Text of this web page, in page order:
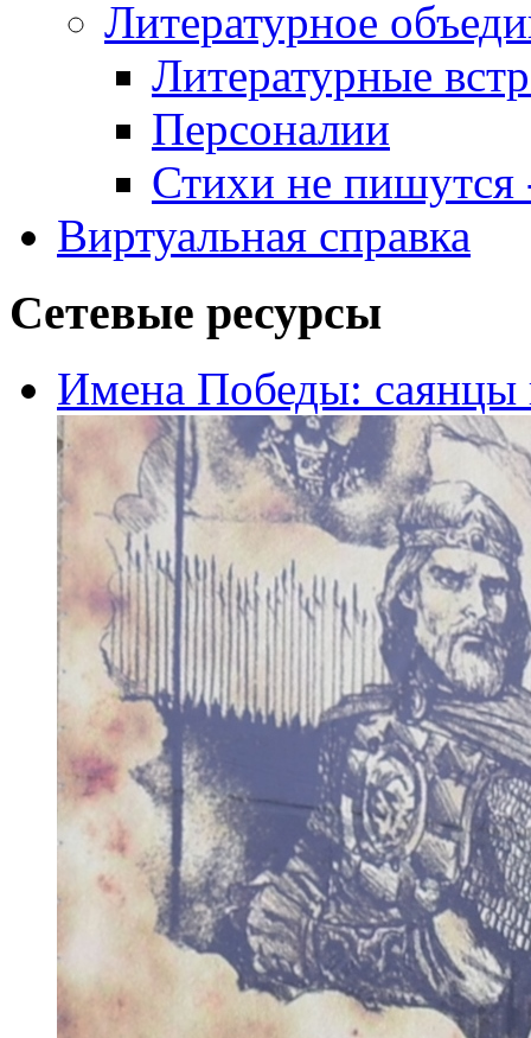
Литературное
Литературные
Персоналии
Стихи не пишутся
Виртуальная справка
Сетевые ресурсы
Имена Победы: саянцы